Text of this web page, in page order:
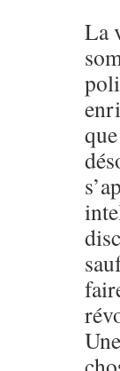
La